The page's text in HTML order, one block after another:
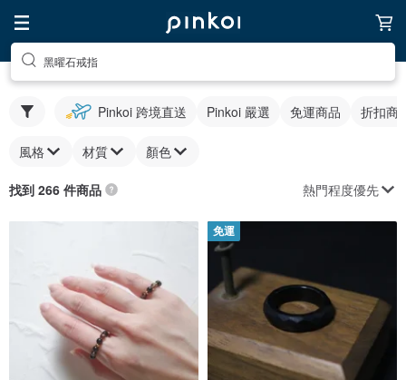
黑曜石戒指
Pinkoi 跨境直送 Pinkoi 嚴選 免運商品 折扣商
風格 材質 顏色
找到 266 件商品 熱門程度優先
免運